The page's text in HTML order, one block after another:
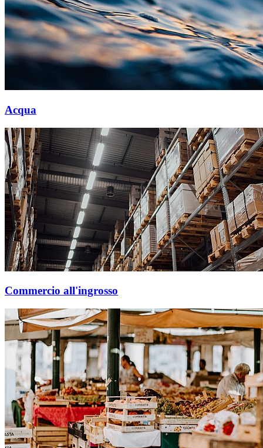
Acqua
Commercio all'ingrosso